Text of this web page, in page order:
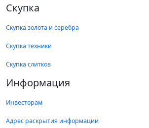
Скупка
Скупка золота и серебра
Скупка техники
Скупка слитков
Информация
Инвесторам
Адрес раскрытия информации